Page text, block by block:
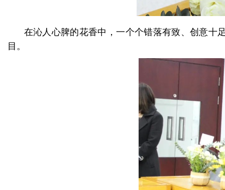
在沁人心脾的花香中，一个个错落有致、创意十
目。